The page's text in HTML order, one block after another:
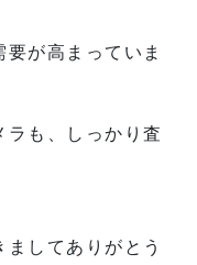
が高まっていま
も、しっかり査
してありがとう